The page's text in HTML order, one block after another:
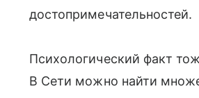
достопримечательностей.
Психологический факт
В Сети можно найти